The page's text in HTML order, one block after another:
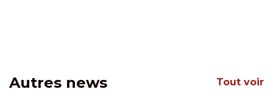
Autres news Tout voir